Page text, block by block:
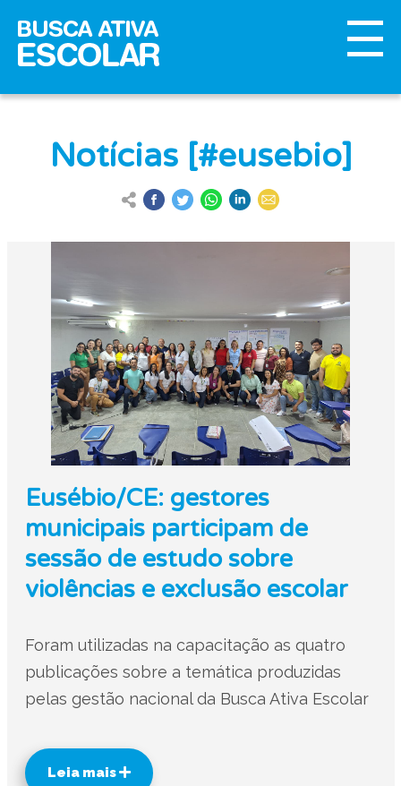
Notícias [#eusebio]
Eusébio/CE: gestores
municipais participam de
sessão de estudo sobre
violências e exclusão escolar
Foram utilizadas na capacitação as quatro
publicações sobre a temática produzidas
pelas gestão nacional da Busca Ativa Escolar
Leia mais